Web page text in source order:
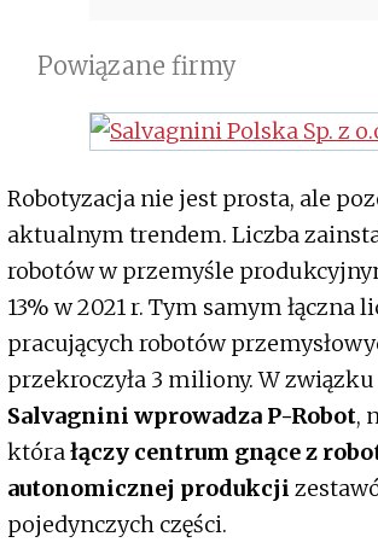
Powiązane firmy
Robotyzacja nie jest prosta, ale
aktualnym trendem. Liczba
robotów w przemyśle
13% w 2021 r. Tym samym łączna
pracujących robotów
przekroczyła 3 miliony. W
Salvagnini wprowadza P-Robot,
którałączy centrum gnące z
autonomicznej produkcji
pojedynczych części.